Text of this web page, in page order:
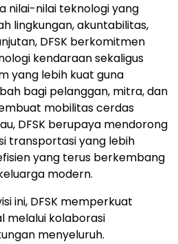
nilai-nilai teknologi yang
lingkungan, akuntabilitas,
DFSK berkomitmen
kendaraan sekaligus
yang lebih kuat guna
bagi pelanggan, mitra, dan
mobilitas cerdas
DFSK berupaya mendorong
transportasi yang lebih
yang terus berkembang
modern.
ini, DFSK memperkuat
melalui kolaborasi
menyeluruh.